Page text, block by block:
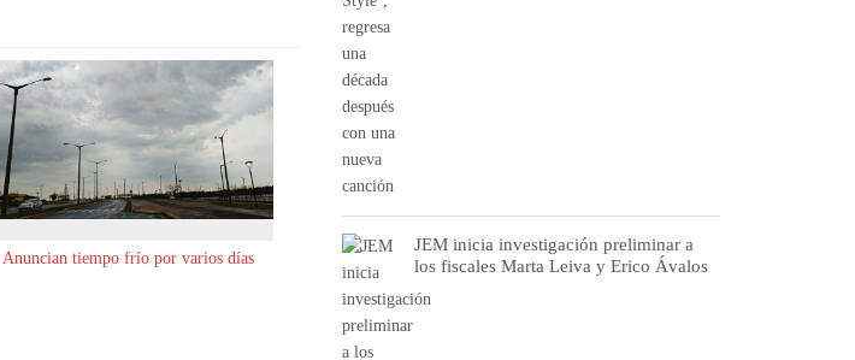
Anuncian tiempo frío por varios días
JEM inicia investigación preliminar a
los fiscales Marta Leiva y Erico Ávalos